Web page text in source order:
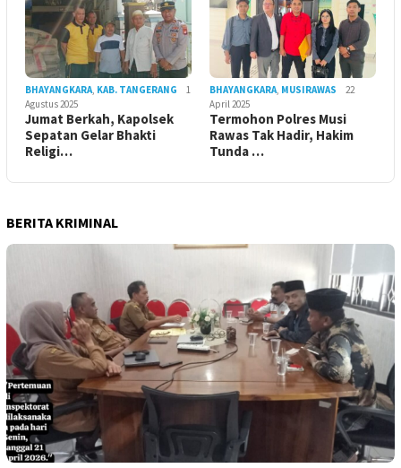
BHAYANGKARA, KAB. TANGERANG
1
Agustus 2025
Jumat Berkah, Kapolsek
Sepatan Gelar Bhakti
Religi…
BHAYANGKARA, MUSIRAWAS
22
April 2025
Termohon Polres Musi
Rawas Tak Hadir, Hakim
Tunda …
BERITA KRIMINAL